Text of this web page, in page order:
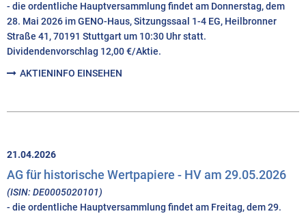
- die ordentliche Hauptversammlung findet am Donnerstag, dem
28. Mai 2026 im GENO-Haus, Sitzungssaal 1-4 EG, Heilbronner
Straße 41, 70191 Stuttgart um 10:30 Uhr statt.
Dividendenvorschlag 12,00 €/Aktie.
AKTIENINFO EINSEHEN
21.04.2026
AG für historische Wertpapiere - HV am 29.05.2026
(ISIN: DE0005020101)
- die ordentliche Hauptversammlung findet am Freitag, dem 29.